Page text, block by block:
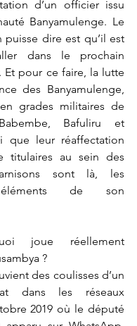
d’un officier issu
Banyamulenge. Le
puisse dire est qu’il est
dans le prochain
Et pour ce faire, la lutte
des Banyamulenge,
grades militaires de
Bafuliru et
que leur réaffectation
titulaires au sein des
sont là, les
éléments de son
?
dans les réseaux
2019 où le député